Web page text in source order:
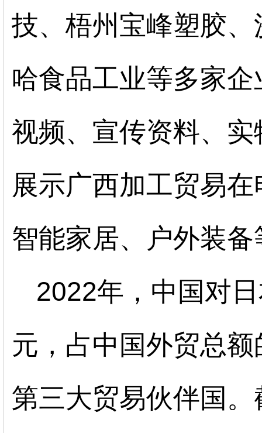
技、梧州宝峰塑胶
哈食品工业等多家
视频、宣传资料、
展示广西加工贸易
智能家居、户外装
2022年，中国对
元，占中国外贸总
第三大贸易伙伴国